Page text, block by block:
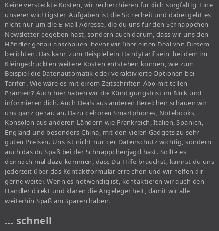
Keine versteckte Kosten, wir recherchieren für dich sorgfältig. Eine
unserer wichtigsten Aufgaben ist die Sicherheit und dabei geht es
nicht nur um die E-Mail Adresse, die du uns für den Schnäppchen-
Newsletter gegeben hast, sondern auch darum, dass wir uns den
Händler genau anschauen, bevor wir über einen Deal von Diesem
berichten. Das kann zum Beispiel ein Handytarif sein, bei dem im
Kleingedruckten weitere Kosten entstehen können, wie zum
Beispiel die Datenautomatik oder voraktivierte Optionen bei
Tarifen. Wie wäre es mit einem Zeitschriften-Abo mit tollen
Prämien? Auch hier haben wir die Kündigungsfrist im Blick und
informieren dich. Auch Deals aus anderen Bereichen schauen wir
uns ganz genau an. Dazu gehören Smartphones, Notebooks,
Konsolen aus anderen Ländern wie Frankreich, Italien, Spanien,
England und besonders China, mit den vielen Gadgets zu sehr
guten Preisen. Uns ist nicht nur der Datenschutz wichtig, sondern
auch das du Spaß bei der Schnäppchenjagd hast. Sollte es
dennoch mal dazu kommen, dass Du Hilfe brauchst, kannst du uns
jederzeit über das Kontaktformular erreichen und wir helfen dir
gerne weiter. Wenn es notwendig ist, kontaktieren wir auch den
Händler direkt und klären die Angelegenheit, damit wir alle
weiterhin Spaß am Sparen haben.
… schnell